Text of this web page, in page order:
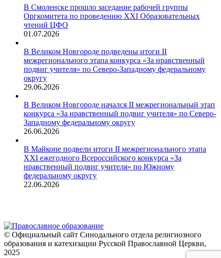
В Смоленске прошло заседание рабочей группы
Оргкомитета по проведению XXI Образовательных
чтений ЦФО
01.07.2026
В Великом Новгороде подведены итоги II
межрегионального этапа конкурса «За нравственный
подвиг учителя» по Северо-Западному федеральному
округу
29.06.2026
В Великом Новгороде начался II межрегиональный этап
конкурса «За нравственный подвиг учителя» по Северо-
Западному федеральному округу
26.06.2026
В Майкопе подвели итоги II межрегионального этапа
XXI ежегодного Всероссийского конкурса «За
нравственный подвиг учителя» по Южному
федеральному округу
22.06.2026
© Официальный сайт Синодального отдела религиозного
образования и катехизации Русской Православной Церкви,
2025